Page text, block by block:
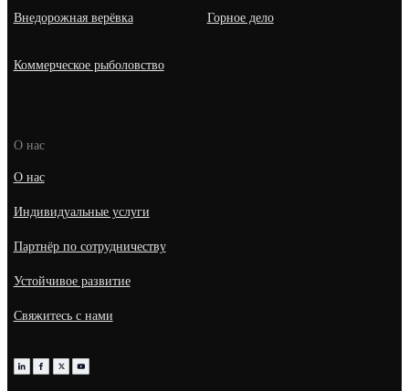
Внедорожная верёвка Горное дело
Коммерческое рыболовство
О нас
О нас
Индивидуальные услуги
Партнёр по сотрудничеству
Устойчивое развитие
Свяжитесь с нами